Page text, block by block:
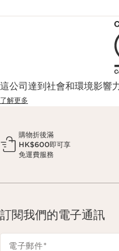
這公司達到社會和環境影響
了解更多
購物折後滿
HK$600即可享
免運費服務
訂閱我們的電子通訊
電子郵件*